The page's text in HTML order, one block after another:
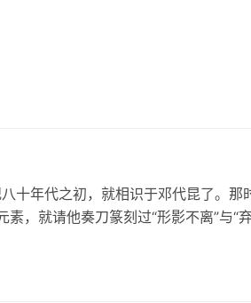
十年代之初，就相识于邓代昆了。那
，就请他奏刀篆刻过“形影不离”与“